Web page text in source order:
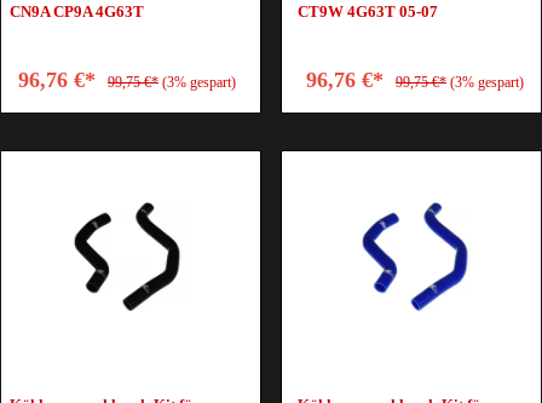
CN9A CP9A 4G63T
96,76 €* 99,75 €* (3% gespart)
CT9W 4G63T 05-07
96,76 €* 99,75 €* (3% gespart)